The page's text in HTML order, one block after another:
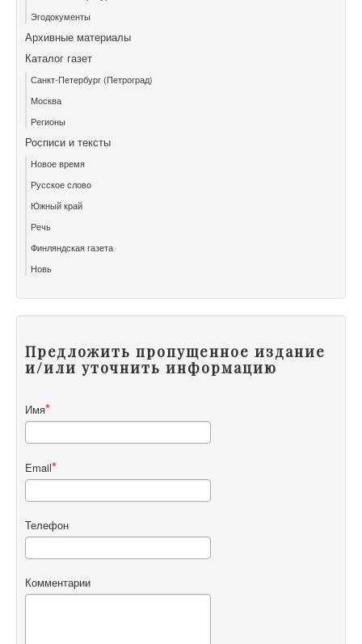
Эгодокументы
Архивные материалы
Каталог газет
Санкт-Петербург (Петроград)
Москва
Регионы
Росписи и тексты
Новое время
Русское слово
Южный край
Речь
Финляндская газета
Новь
Предложить пропущенное издание
и/или уточнить информацию
Имя
Email
Телефон
Комментарии